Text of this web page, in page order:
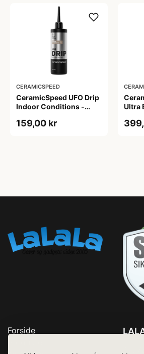
CERAMICSPEED
CeramicSpeed UFO Drip
Indoor Conditions -
159,00 kr
Ultra
Forside